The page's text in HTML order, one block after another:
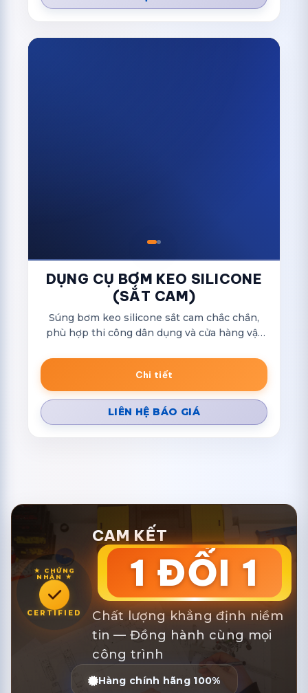
DỤNG CỤ BƠM KEO SILICONE
(SẮT CAM)
Súng bơm keo silicone sắt cam chắc chắn,
phù hợp thi công dân dụng và cửa hàng vật
Chi tiết
LIÊN HỆ BÁO GIÁ
★ CHỨNG
NHẬN ★
CERTIFIED
CAM KẾT
1 ĐỔI 1
Chất lượng khẳng định niềm
tin — Đồng hành cùng mọi
công trình
Hàng chính hãng 100%